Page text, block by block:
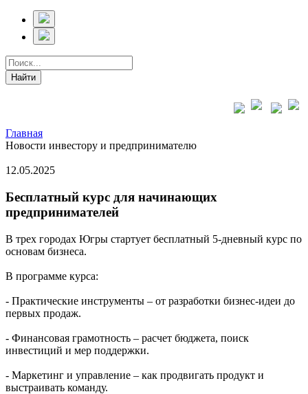
Главная
Новости инвестору и предпринимателю
12.05.2025
Бесплатный курс для начинающих
предпринимателей
В трех городах Югры стартует бесплатный 5-дневный курс по
основам бизнеса.
В программе курса:
- Практические инструменты – от разработки бизнес-идеи до
первых продаж.
- Финансовая грамотность – расчет бюджета, поиск
инвестиций и мер поддержки.
- Маркетинг и управление – как продвигать продукт и
выстраивать команду.